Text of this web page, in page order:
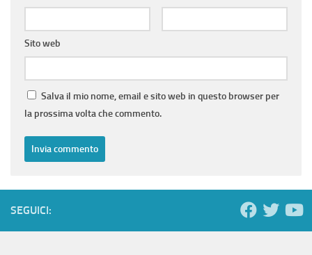
Sito web
Salva il mio nome, email e sito web in questo browser per
la prossima volta che commento.
SEGUICI: